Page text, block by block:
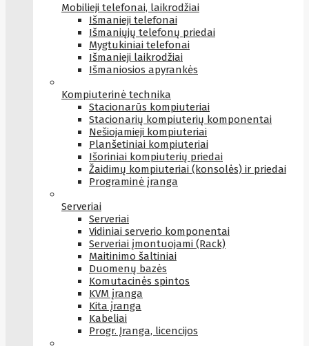
Mobilieji telefonai, laikrodžiai
Išmanieji telefonai
Išmaniųjų telefonų priedai
Mygtukiniai telefonai
Išmanieji laikrodžiai
Išmaniosios apyrankės
Kompiuterinė technika
Stacionarūs kompiuteriai
Stacionarių kompiuterių komponentai
Nešiojamieji kompiuteriai
Planšetiniai kompiuteriai
Išoriniai kompiuterių priedai
Žaidimų kompiuteriai (konsolės) ir priedai
Programinė įranga
Serveriai
Serveriai
Vidiniai serverio komponentai
Serveriai įmontuojami (Rack)
Maitinimo šaltiniai
Duomenų bazės
Komutacinės spintos
KVM įranga
Kita įranga
Kabeliai
Progr. Įranga, licencijos